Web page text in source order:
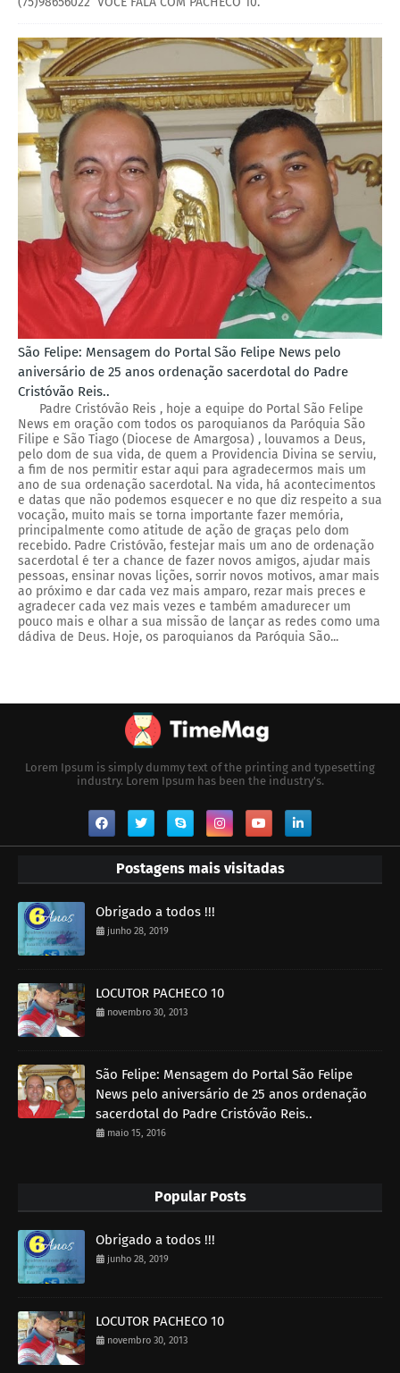
São Felipe: Mensagem do Portal São Felipe News pelo
aniversário de 25 anos ordenação sacerdotal do Padre
Cristóvão Reis..
Padre Cristóvão Reis , hoje a equipe do Portal São Felipe
News em oração com todos os paroquianos da Paróquia São
Filipe e São Tiago (Diocese de Amargosa) , louvamos a Deus,
pelo dom de sua vida, de quem a Providencia Divina se serviu,
a fim de nos permitir estar aqui para agradecermos mais um
ano de sua ordenação sacerdotal. Na vida, há acontecimentos
e datas que não podemos esquecer e no que diz respeito a sua
vocação, muito mais se torna importante fazer memória,
principalmente como atitude de ação de graças pelo dom
recebido. Padre Cristóvão, festejar mais um ano de ordenação
sacerdotal é ter a chance de fazer novos amigos, ajudar mais
pessoas, ensinar novas lições, sorrir novos motivos, amar mais
ao próximo e dar cada vez mais amparo, rezar mais preces e
agradecer cada vez mais vezes e também amadurecer um
pouco mais e olhar a sua missão de lançar as redes como uma
dádiva de Deus. Hoje, os paroquianos da Paróquia São...
Lorem Ipsum is simply dummy text of the printing and typesetting
industry. Lorem Ipsum has been the industry's.
Postagens mais visitadas
Obrigado a todos !!!
junho 28, 2019
LOCUTOR PACHECO 10
novembro 30, 2013
São Felipe: Mensagem do Portal São Felipe
News pelo aniversário de 25 anos ordenação
sacerdotal do Padre Cristóvão Reis..
maio 15, 2016
Popular Posts
Obrigado a todos !!!
junho 28, 2019
LOCUTOR PACHECO 10
novembro 30, 2013